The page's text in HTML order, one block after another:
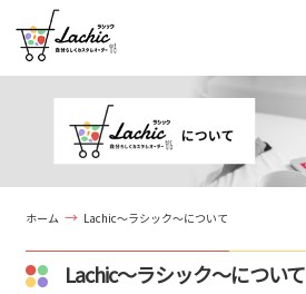
ホーム Lachic〜ラシック〜について
Lachic〜ラシック〜について